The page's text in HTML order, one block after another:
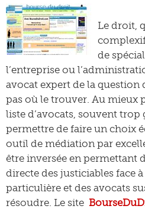
Le droit,
de
l’entreprise ou
avocat expert de la question
pas où le trouver. Au
liste d’avocats, souvent
permettre de faire un choix
outil de médiation par
être inversée en permettant
directe des justiciables face
particulière et des avocats
résoudre. Le site